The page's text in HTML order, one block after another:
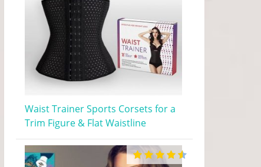
Waist Trainer Sports Corsets for a
Trim Figure & Flat Waistline